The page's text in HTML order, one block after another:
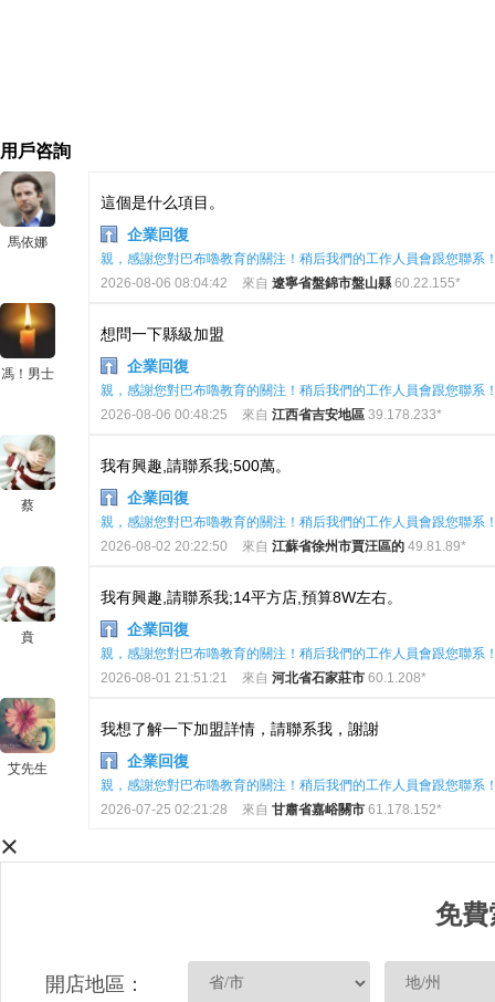
用戶咨詢
馬依娜
這個是什么項目。
企業回復
親，感謝您對巴布嚕教育的關注！稍后我們的工作人員會跟您聯系
2026-08-06 08:04:42
來自 遼寧省盤錦市盤山縣60.22.155*
馮！男士
想問一下縣級加盟
企業回復
親，感謝您對巴布嚕教育的關注！稍后我們的工作人員會跟您聯系
2026-08-06 00:48:25
來自 江西省吉安地區 39.178.233*
蔡
我有興趣,請聯系我;500萬。
企業回復
親，感謝您對巴布嚕教育的關注！稍后我們的工作人員會跟您聯系
2026-08-02 20:22:50
來自 江蘇省徐州市賈汪區的 49.81.89*
賁
我有興趣,請聯系我;14平方店,預算8W左右。
企業回復
親，感謝您對巴布嚕教育的關注！稍后我們的工作人員會跟您聯系
2026-08-01 21:51:21
來自 河北省石家莊市 60.1.208*
艾先生
我想了解一下加盟詳情，請聯系我，謝謝
企業回復
親，感謝您對巴布嚕教育的關注！稍后我們的工作人員會跟您聯系
2026-07-25 02:21:28
來自 甘肅省嘉峪關市 61.178.152*
×
免費
開店地區：